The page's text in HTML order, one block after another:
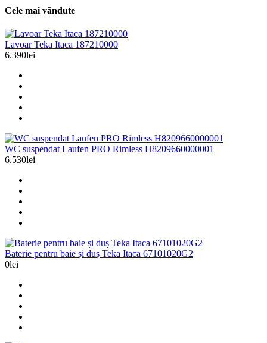
Cele mai vândute
Lavoar Teka Itaca 187210000
6.390lei
WC suspendat Laufen PRO Rimless H8209660000001
6.530lei
Baterie pentru baie și duș Teka Itaca 67101020G2
0lei